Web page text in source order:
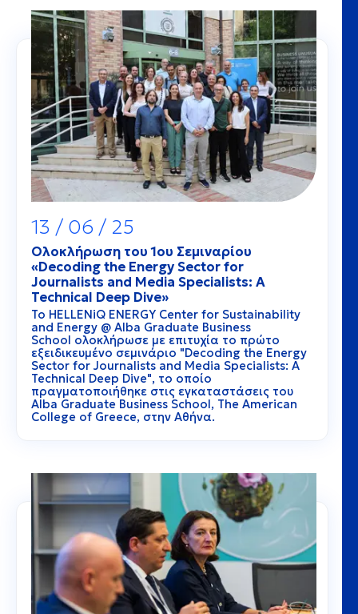
13 / 06 / 25
Ολοκλήρωση του 1ου Σεμιναρίου
«Decoding the Energy Sector for
Journalists and Media Specialists: A
Technical Deep Dive»
Το HELLENiQ ENERGY Center for Sustainability
and Energy @ Alba Graduate Business
School ολοκλήρωσε με επιτυχία το πρώτο
εξειδικευμένο σεμινάριο "Decoding the Energy
Sector for Journalists and Media Specialists: A
Technical Deep Dive", το οποίο
πραγματοποιήθηκε στις εγκαταστάσεις του
Alba Graduate Business School, The American
College of Greece, στην Αθήνα.